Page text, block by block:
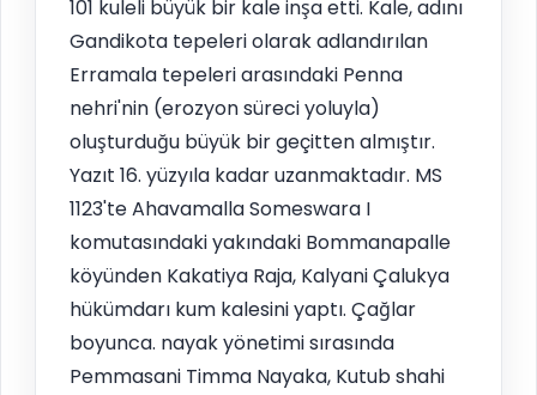
101 kuleli büyük bir kale inşa etti. Kale, adını
Gandikota tepeleri olarak adlandırılan
Erramala tepeleri arasındaki Penna
nehri'nin (erozyon süreci yoluyla)
oluşturduğu büyük bir geçitten almıştır.
Yazıt 16. yüzyıla kadar uzanmaktadır. MS
1123'te Ahavamalla Someswara I
komutasındaki yakındaki Bommanapalle
köyünden Kakatiya Raja, Kalyani Çalukya
hükümdarı kum kalesini yaptı. Çağlar
boyunca. nayak yönetimi sırasında
Pemmasani Timma Nayaka, Kutub shahi